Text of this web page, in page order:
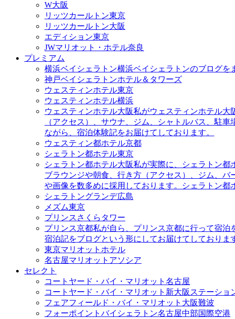
W大阪
リッツカールトン東京
リッツカールトン大阪
エディション東京
JWマリオット・ホテル奈良
プレミアム
横浜ベイシェラトン横浜ベイシェラトンのブログを
神戸ベイシェラトンホテル＆タワーズ
ウェスティンホテル東京
ウェスティンホテル横浜
ウェスティンホテル大阪私がウェスティンホテル大
（アクセス）、サウナ、ジム、シャトルバス、駐
ながら、宿泊体験記をお届けてしております。
ウェスティン都ホテル京都
シェラトン都ホテル東京
シェラトン都ホテル大阪私が実際に、シェラトン都
ブラウンジや朝食、行き方（アクセス）、ジム、
や画像を数多めに採用しております。シェラトン都
シェラトングランデ広島
メズム東京
プリンスさくらタワー
プリンス京都私が自ら、プリンス京都に行って宿泊
宿泊記をブログという形にしてお届けてしておりま
東京マリオットホテル
名古屋マリオットアソシア
セレクト
コートヤード・バイ・マリオット名古屋
コートヤード・バイ・マリオット新大阪ステーショ
フェアフィールド・バイ・マリオット大阪難波
フォーポイントバイシェラトン名古屋中部国際空港